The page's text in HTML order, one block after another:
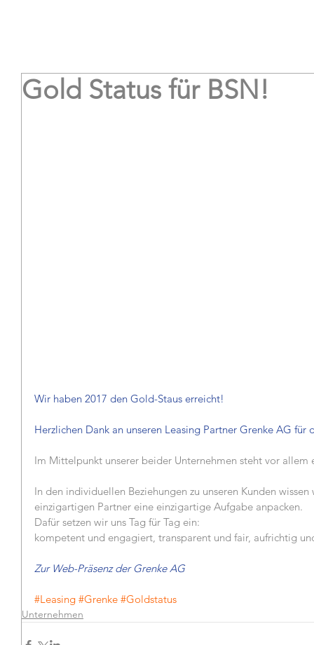
Gold Status für BSN!
Wir haben 2017 den Gold-Staus erreicht!
Herzlichen Dank an unseren Leasing Partner Grenke AG
Im Mittelpunkt unserer beider Unternehmen steht vor allem
In den individuellen Beziehungen zu unseren Kunden
einzigartigen Partner eine einzigartige Aufgabe anpacken.
Dafür setzen wir uns Tag für Tag ein:
kompetent und engagiert, transparent und fair, aufrichtig
Zur Web-Präsenz der Grenke AG
#Leasing #Grenke #Goldstatus
Unternehmen